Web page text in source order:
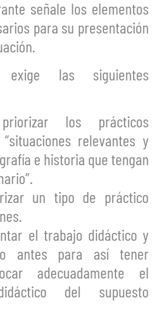
señale los elementos
para su presentación
exige las siguientes
los prácticos
relevantes y
e historia que tengan
un tipo de práctico
el trabajo didáctico y
antes para así tener
adecuadamente el
del supuesto